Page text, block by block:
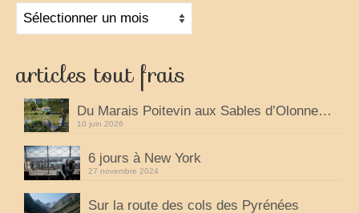
Archives
articles tout frais
Du Marais Poitevin aux Sables d’Olonne…
10 juin 2026
6 jours à New York
27 novembre 2024
Sur la route des cols des Pyrénées